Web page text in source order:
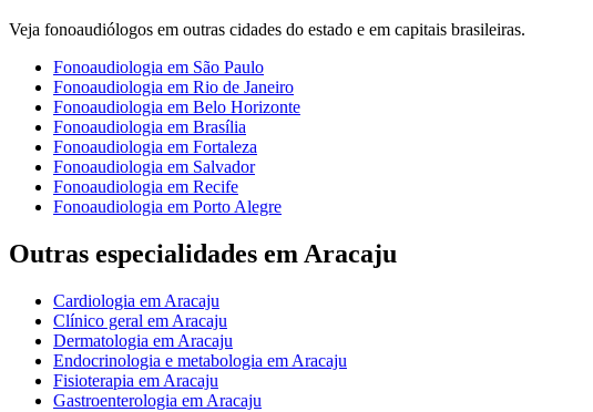
Veja fonoaudiólogos em outras cidades do estado e em capitais brasileiras.
Fonoaudiologia em São Paulo
Fonoaudiologia em Rio de Janeiro
Fonoaudiologia em Belo Horizonte
Fonoaudiologia em Brasília
Fonoaudiologia em Fortaleza
Fonoaudiologia em Salvador
Fonoaudiologia em Recife
Fonoaudiologia em Porto Alegre
Outras especialidades emAracaju
Cardiologia em Aracaju
Clínico geral em Aracaju
Dermatologia em Aracaju
Endocrinologia e metabologia em Aracaju
Fisioterapia em Aracaju
Gastroenterologia em Aracaju